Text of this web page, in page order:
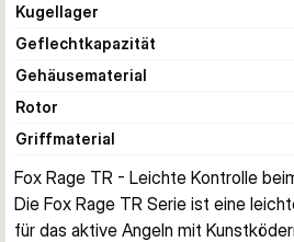
Kugellager
Geflechtkapazität
Gehäusematerial
Rotor
Griffmaterial
Fox Rage TR - Leichte Kontrolle
Die Fox Rage TR Serie ist eine
für das aktive Angeln mit